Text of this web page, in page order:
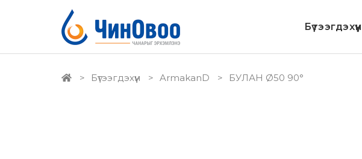
Бүтээгдэхүүн
Бүтээгдэхүүн ArmakanD БУЛАН Ø50 90°